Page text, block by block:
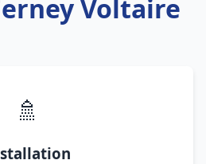
Voltaire
🚿